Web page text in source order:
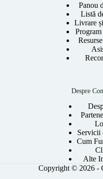
Panou
Listă
Livrare
Despre
Servicii
Cum
Alte
Copyright © 2026 -